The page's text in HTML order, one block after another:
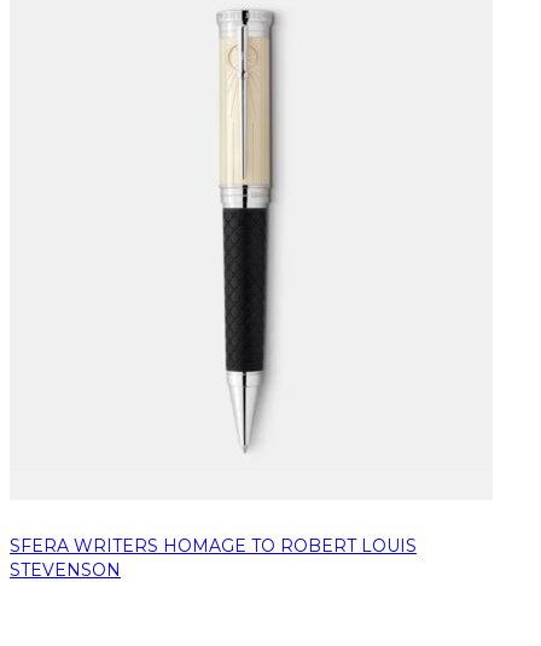
SFERA WRITERS HOMAGE TO ROBERT LOUIS
STEVENSON